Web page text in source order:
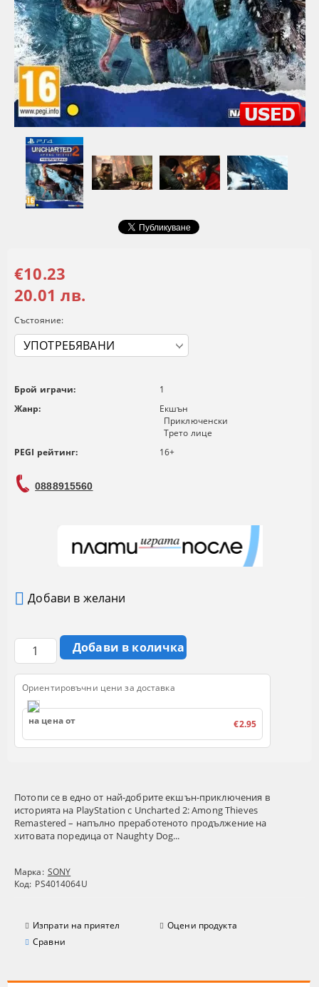
Потопи се в едно от най-добрите екшън-приключения в
историята на PlayStation с Uncharted 2: Among Thieves
Remastered – напълно преработеното продължение на
хитовата поредица от Naughty Dog...
Марка: SONY
Код: PS4014064U
Изпрати на приятел
Оцени продукта
Сравни
€10.23
20.01 лв.
Състояние:
Брой играчи:
1
Жанр:
Екшън
Приключенски
Трето лице
PEGI рейтинг:
16+
0888915560
Добави в желани
Ориентировъчни цени за доставка
на цена от €2.95